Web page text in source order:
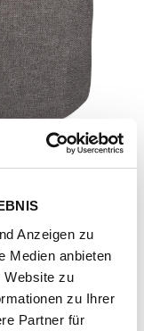
Anzeigen zu
Medien anbieten
Website zu
zu Ihrer
Partner für